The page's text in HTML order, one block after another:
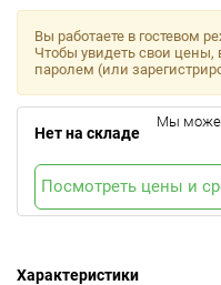
Характеристики
Вы работаете в гостевом
Чтобы увидеть свои
паролем (или
Нет на складе
Мы
Посмотреть цены и